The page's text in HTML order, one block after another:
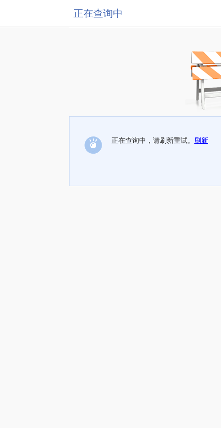
正在查询中
正在查询中，请刷新重试。 刷新